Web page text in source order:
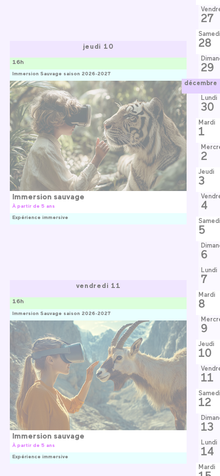
jeudi 10
Immersion Sauvage saison 2026-2027
16h
Immersion sauvage
À partir de 5 ans
Expérience immersive
vendredi 11
Immersion Sauvage saison 2026-2027
16h
Immersion sauvage
À partir de 5 ans
Expérience immersive
27
Samedi
28
29
décembre
Lundi
30
Mardi
1
2
Jeudi
3
4
Samedi
5
6
Lundi
7
Mardi
8
9
Jeudi
10
11
Samedi
12
13
Lundi
14
Mardi